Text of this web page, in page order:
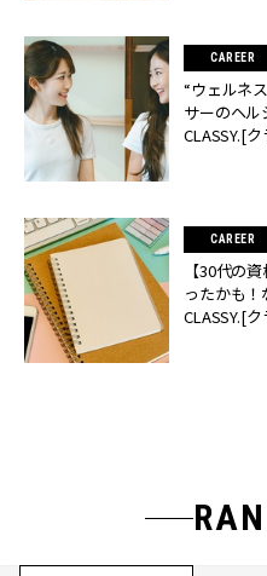
CAREER
“ウェルネ
サーのヘ
CLASSY.[
CAREER
【30代の
ったかも
CLASSY.[